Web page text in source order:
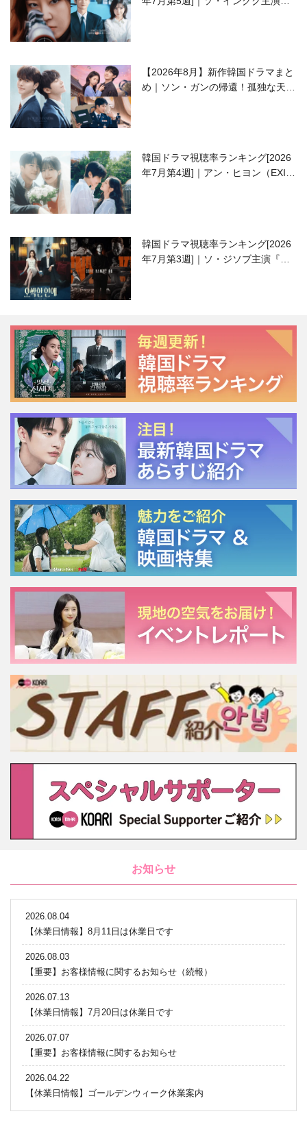
【2026年8月】新作韓国ドラマまと
め｜ソン・ガンの帰還！孤独な天才
韓国ドラマ視聴率ランキング[2026
年7月第4週]｜アン・ヒヨン（EXID
韓国ドラマ視聴率ランキング[2026
年7月第3週]｜ソ・ジソブ主演『エ
お知らせ
2026.08.04
【休業日情報】8月11日は休業日です
2026.08.03
【重要】お客様情報に関するお知らせ（続報）
2026.07.13
【休業日情報】7月20日は休業日です
2026.07.07
【重要】お客様情報に関するお知らせ
2026.04.22
【休業日情報】ゴールデンウィーク休業案内